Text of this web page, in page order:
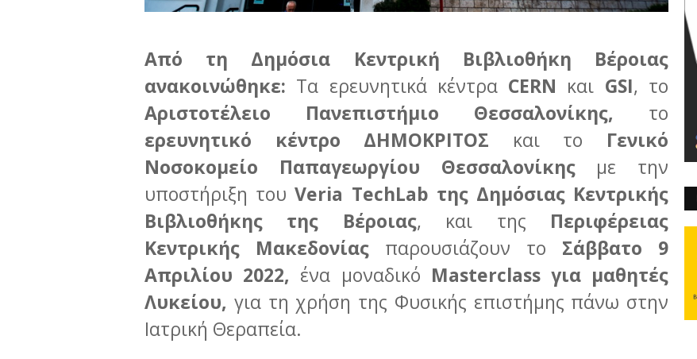
Από τη Δημόσια Κεντρική Βιβλιοθήκη Βέροιας
ανακοινώθηκε: Τα ερευνητικά κέντρα CERN και GSI, το
Αριστοτέλειο Πανεπιστήμιο Θεσσαλονίκης, το
ερευνητικό κέντρο ΔΗΜΟΚΡΙΤΟΣ και το Γενικό
Νοσοκομείο Παπαγεωργίου Θεσσαλονίκης με την
υποστήριξη τουVeria TechLab της Δημόσιας Κεντρικής
Βιβλιοθήκης της Βέροιας, και της Περιφέρειας
Κεντρικής Μακεδονίας παρουσιάζουν το Σάββατο 9
Aπριλίου 2022, ένα μοναδικό Masterclass για μαθητές
Λυκείου, για τη χρήση της Φυσικής επιστήμης πάνω στην
Ιατρική Θεραπεία.